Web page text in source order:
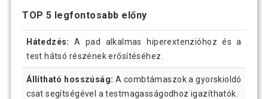
TOP 5 legfontosabb előny
Hátedzés:
A pad alkalmas hiperextenzióhoz és a
test hátsó részének erősítéséhez.
Állítható hosszúság: A combtámaszok a gyorskioldó
csat segítségével a testmagasságodhoz igazíthatók.